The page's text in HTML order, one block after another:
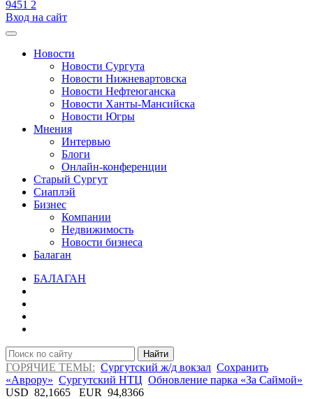
9451 2
Вход на сайт
Новости
Новости Сургута
Новости Нижневартовска
Новости Нефтеюганска
Новости Ханты-Мансийска
Новости Югры
Мнения
Интервью
Блоги
Онлайн-конференции
Старый Сургут
Сиаплэй
Бизнес
Компании
Недвижимость
Новости бизнеса
Балаган
БАЛАГАН
Найти
ГОРЯЧИЕ ТЕМЫ: Сургутский ж/д вокзал Сохранить
«Аврору» Сургутский НТЦ Обновление парка «За Саймой»
USD 82,1665 EUR 94,8366